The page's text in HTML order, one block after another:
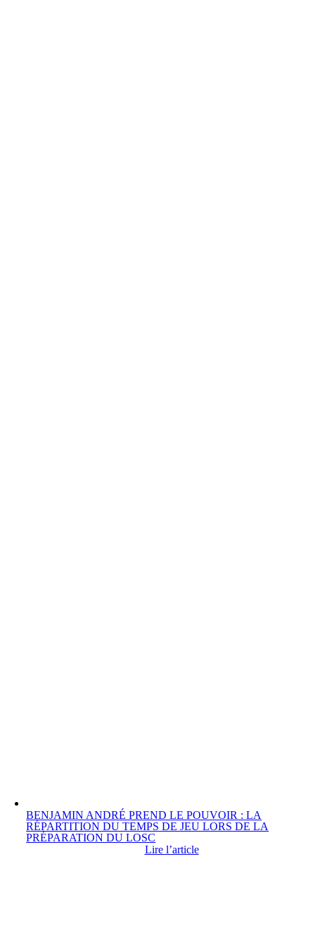
BENJAMIN ANDRÉ PREND LE POUVOIR : LA
RÉPARTITION DU TEMPS DE JEU LORS DE LA
PRÉPARATION DU LOSC
Lire l’article